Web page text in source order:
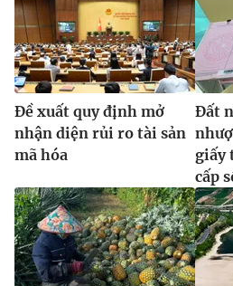
Ðề xuất quy định mở
nhận diện rủi ro tài sản
mã hóa
Đất
giấy
cấp